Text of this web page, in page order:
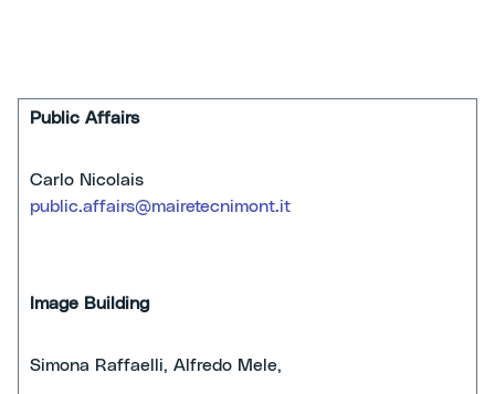
Public Affairs
Carlo Nicolais
public.affairs@mairetecnimont.it
Image Building
Simona Raffaelli, Alfredo Mele,